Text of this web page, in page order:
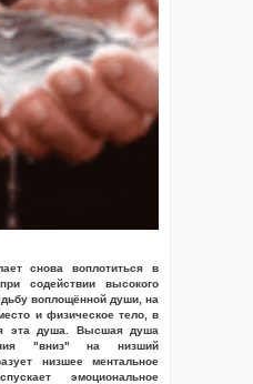
снова воплотиться в
содействии высокого
воплощённой души, на
и физическое тело, в
эта душа. Высшая душа
"вниз" на низший
низшее ментальное
эмоциональное